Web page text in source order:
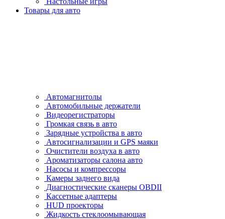
Товары для авто
Автомагнитолы
Автомобильные держатели
Видеорегистраторы
Громкая связь в авто
Зарядные устройства в авто
Автосигнализации и GPS маяки
Очистители воздуха в авто
Ароматизаторы салона авто
Насосы и компрессоры
Камеры заднего вида
Диагностические сканеры OBDII
Кассетные адаптеры
HUD проекторы
Жидкость стеклоомывающая